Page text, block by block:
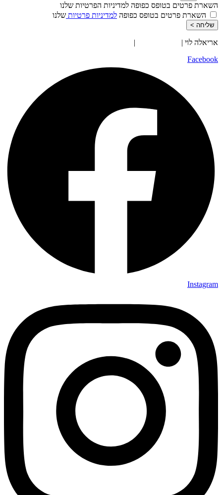
השארת פרטים בטופס כפופה למדיניות הפרטיות שלנו
השארת פרטים בטופס כפופה למדיניות פרטיות שלנו
שליחה >
אריאלה לוי | |
Facebook
Instagram